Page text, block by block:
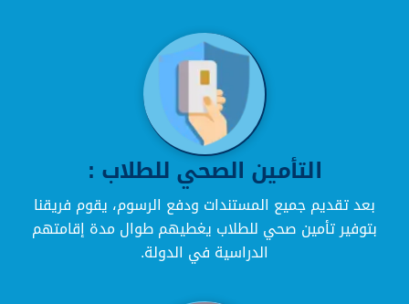
التأمين الصحي للطلاب :
بعد تقديم جميع المستندات ودفع الرسوم، يقوم فريقنا
بتوفير تأمين صحي للطلاب يغطيهم طوال مدة إقامتهم
الدراسية في الدولة.